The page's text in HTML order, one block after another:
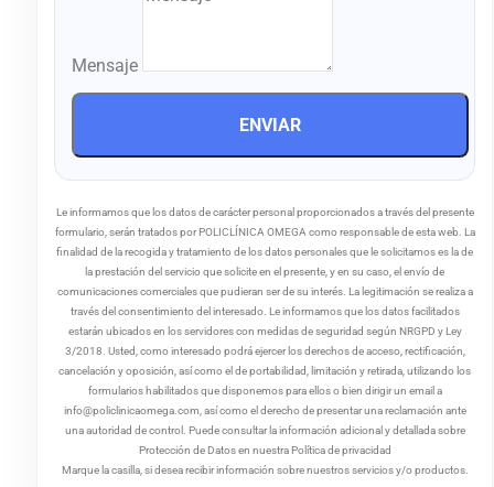
Mensaje
ENVIAR
Le informamos que los datos de carácter personal proporcionados a través del presente
formulario, serán tratados por POLICLÍNICA OMEGA como responsable de esta web. La
finalidad de la recogida y tratamiento de los datos personales que le solicitamos es la de
la prestación del servicio que solicite en el presente, y en su caso, el envío de
comunicaciones comerciales que pudieran ser de su interés. La legitimación se realiza a
través del consentimiento del interesado. Le informamos que los datos facilitados
estarán ubicados en los servidores con medidas de seguridad según NRGPD y Ley
3/2018. Usted, como interesado podrá ejercer los derechos de acceso, rectificación,
cancelación y oposición, así como el de portabilidad, limitación y retirada, utilizando los
formularios habilitados que disponemos para ellos o bien dirigir un email a
info@policlinicaomega.com, así como el derecho de presentar una reclamación ante
una autoridad de control. Puede consultar la información adicional y detallada sobre
Protección de Datos en nuestra Política de privacidad
Marque la casilla, si desea recibir información sobre nuestros servicios y/o productos.